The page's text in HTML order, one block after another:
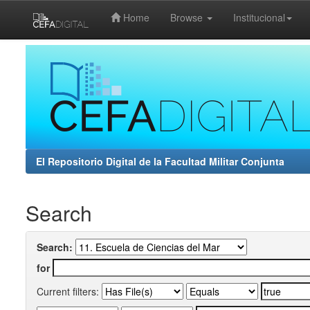
Home Browse Institucional
El Repositorio Digital de la Facultad Militar Conjunta
Search
Search:
for
Current filters: